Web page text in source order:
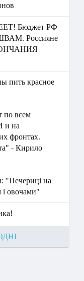
Бюджет РФ
Россияне
пить красное
по всем
и на
фронтах.
- Кирило
"Печериці на
і овочами"